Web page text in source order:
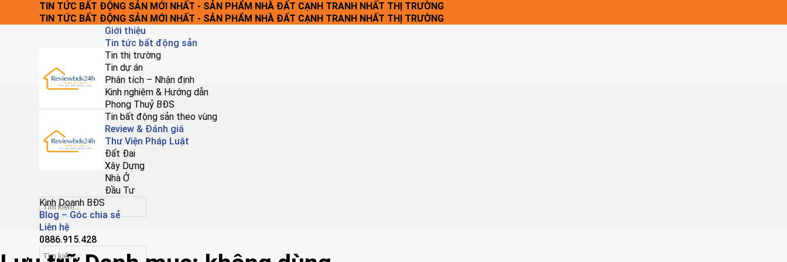
TIN TỨC BẤT ĐỘNG SẢN MỚI NHẤT - SẢN PHẨM NHÀ ĐẤT CẠNH TRANH NHẤT THỊ TRƯỜNG
TIN TỨC BẤT ĐỘNG SẢN MỚI NHẤT - SẢN PHẨM NHÀ ĐẤT CẠNH TRANH NHẤT THỊ TRƯỜNG
Giới thiệu
Tin tức bất động sản
Tin thị trường
Tin dự án
Phân tích – Nhận định
Kinh nghiệm & Hướng dẫn
Phong Thuỷ BĐS
Tin bất động sản theo vùng
Review & Đánh giá
Thư Viện Pháp Luật
Đất Đai
Xây Dựng
Nhà Ở
Đầu Tư
Kinh Doanh BĐS
Blog – Góc chia sẻ
Liên hệ
0886.915.428